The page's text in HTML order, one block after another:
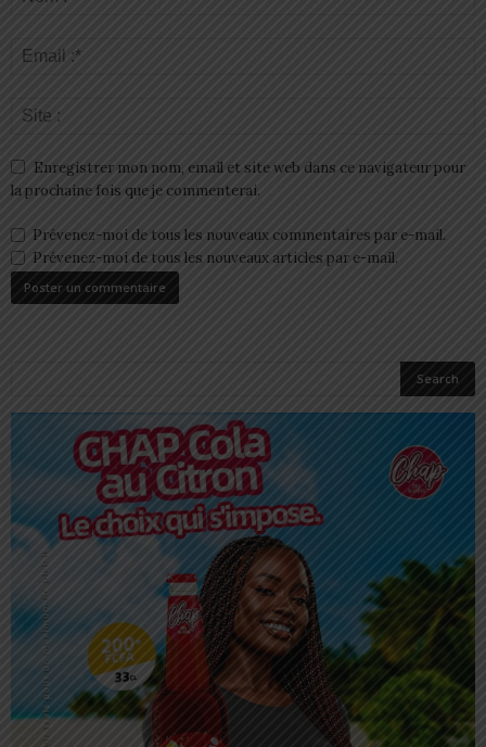
Enregistrer mon nom, email et site web dans ce navigateur pour
la prochaine fois que je commenterai.
Prévenez-moi de tous les nouveaux commentaires par e-mail.
Prévenez-moi de tous les nouveaux articles par e-mail.